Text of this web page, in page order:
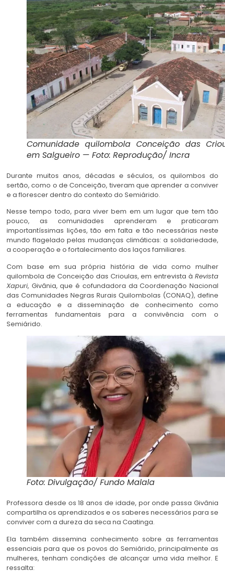
Comunidade quilombola Conceição das
em Salgueiro — Foto: Reprodução/ Incra
Durante muitos anos, décadas e séculos, os quilombos do
sertão, como o de Conceição, tiveram que aprender a conviver
e a florescer dentro do contexto do Semiárido.
Nesse tempo todo, para viver bem em um lugar que tem tão
pouco, as comunidades aprenderam e praticaram
importantíssimas lições, tão em falta e tão necessárias neste
mundo flagelado pelas mudanças climáticas: a solidariedade,
a cooperação e o fortalecimento dos laços familiares.
Com base em sua própria história de vida como mulher
quilombola de Conceição das Crioulas, em entrevista à Revista
Xapuri, Givânia, que é cofundadora da Coordenação Nacional
das Comunidades Negras Rurais Quilombolas (CONAQ), define
a educação e a disseminação de conhecimento como
ferramentas fundamentais para a convivência com o
Semiárido.
Foto: Divulgação/ Fundo Malala
Professora desde os 18 anos de idade, por onde passa Givânia
compartilha os aprendizados e os saberes necessários para se
conviver com a dureza da seca na Caatinga.
Ela também dissemina conhecimento sobre as ferramentas
essenciais para que os povos do Semiárido, principalmente as
mulheres, tenham condições de alcançar uma vida melhor. E
ressalta: